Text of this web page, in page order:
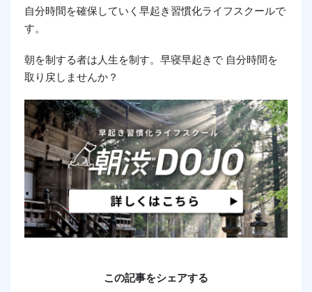
自分時間を確保していく早起き習慣化ライフスクールで
す。
朝を制する者は人生を制す。早寝早起きで 自分時間を
取り戻しませんか？
この記事をシェアする